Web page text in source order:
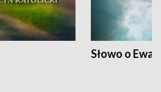
Słowo o